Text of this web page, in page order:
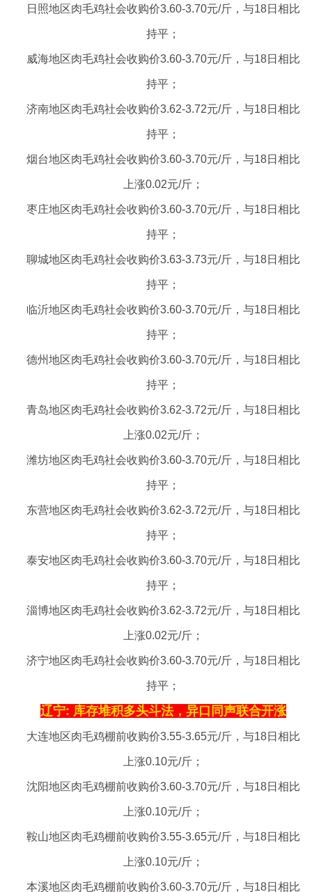
日照地区肉毛鸡社会收购价3.60-3.70元/斤，与18日相比
持平；
威海地区肉毛鸡社会收购价3.60-3.70元/斤，与18日相比
持平；
济南地区肉毛鸡社会收购价3.62-3.72元/斤，与18日相比
持平；
烟台地区肉毛鸡社会收购价3.60-3.70元/斤，与18日相比
上涨0.02元/斤；
枣庄地区肉毛鸡社会收购价3.60-3.70元/斤，与18日相比
持平；
聊城地区肉毛鸡社会收购价3.63-3.73元/斤，与18日相比
持平；
临沂地区肉毛鸡社会收购价3.60-3.70元/斤，与18日相比
持平；
德州地区肉毛鸡社会收购价3.60-3.70元/斤，与18日相比
持平；
青岛地区肉毛鸡社会收购价3.62-3.72元/斤，与18日相比
上涨0.02元/斤；
潍坊地区肉毛鸡社会收购价3.60-3.70元/斤，与18日相比
持平；
东营地区肉毛鸡社会收购价3.62-3.72元/斤，与18日相比
持平；
泰安地区肉毛鸡社会收购价3.60-3.70元/斤，与18日相比
持平；
淄博地区肉毛鸡社会收购价3.62-3.72元/斤，与18日相比
上涨0.02元/斤；
济宁地区肉毛鸡社会收购价3.60-3.70元/斤，与18日相比
持平；
辽宁: 库存堆积多头斗法，异口同声联合开涨
大连地区肉毛鸡棚前收购价3.55-3.65元/斤，与18日相比
上涨0.10元/斤；
沈阳地区肉毛鸡棚前收购价3.60-3.70元/斤，与18日相比
上涨0.10元/斤；
鞍山地区肉毛鸡棚前收购价3.55-3.65元/斤，与18日相比
上涨0.10元/斤；
本溪地区肉毛鸡棚前收购价3.60-3.70元/斤，与18日相比